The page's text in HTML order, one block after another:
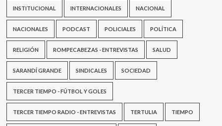
INSTITUCIONAL INTERNACIONALES NACIONAL
NACIONALES PODCAST POLICIALES POLÍTICA
RELIGIÓN ROMPECABEZAS - ENTREVISTAS SALUD
SARANDÍ GRANDE SINDICALES SOCIEDAD
TERCER TIEMPO - FÚTBOL Y GOLES
TERCER TIEMPO RADIO - ENTREVISTAS TERTULIA TIEMPO